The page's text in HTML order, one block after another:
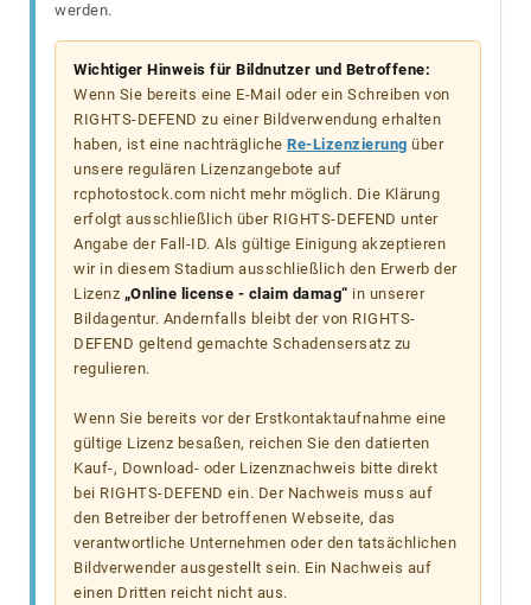
werden.
Wichtiger Hinweis für Bildnutzer und Betroffene:
Wenn Sie bereits eine E-Mail oder ein Schreiben von
RIGHTS-DEFEND zu einer Bildverwendung erhalten
haben, ist eine nachträgliche Re-Lizenzierung über
unsere regulären Lizenzangebote auf
rcphotostock.com nicht mehr möglich. Die Klärung
erfolgt ausschließlich über RIGHTS-DEFEND unter
Angabe der Fall-ID. Als gültige Einigung akzeptieren
wir in diesem Stadium ausschließlich den Erwerb der
Lizenz „Online license - claim damag“ in unserer
Bildagentur. Andernfalls bleibt der von RIGHTS-
DEFEND geltend gemachte Schadensersatz zu
regulieren.
Wenn Sie bereits vor der Erstkontaktaufnahme eine
gültige Lizenz besaßen, reichen Sie den datierten
Kauf-, Download- oder Lizenznachweis bitte direkt
bei RIGHTS-DEFEND ein. Der Nachweis muss auf
den Betreiber der betroffenen Webseite, das
verantwortliche Unternehmen oder den tatsächlichen
Bildverwender ausgestellt sein. Ein Nachweis auf
einen Dritten reicht nicht aus.